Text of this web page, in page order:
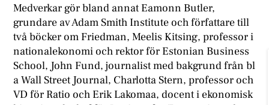
Medverkar gör bland annat Eamonn Butler,
grundare av Adam Smith Institute och författare till
två böcker om Friedman, Meelis Kitsing, professor i
nationalekonomi och rektor för Estonian Business
School, John Fund, journalist med bakgrund från bl
a Wall Street Journal, Charlotta Stern, professor och
VD för Ratio och Erik Lakomaa, docent i ekonomisk